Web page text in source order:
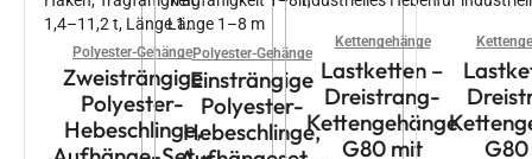
Polyester-Gehänge
Zweisträngige
Polyester-
Hebeschlinge,
Polyester-Gehänge
Einsträngige
Polyester-
Hebeschlinge,
Kettengehänge
Lastketten –
Dreistrang-
Kettengehänge
G80 mit